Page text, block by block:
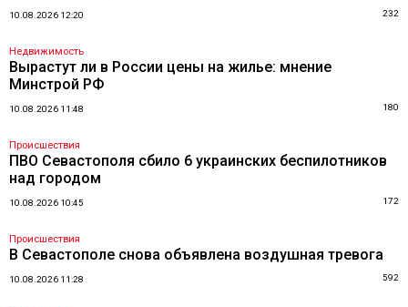
10.08.2026 12:20 232
Недвижимость
Вырастут ли в России цены на жилье: мнение
Минстрой РФ
10.08.2026 11:48 180
Происшествия
ПВО Севастополя сбило 6 украинских беспилотников
над городом
10.08.2026 10:45 172
Происшествия
В Севастополе снова объявлена воздушная тревога
10.08.2026 11:28 592